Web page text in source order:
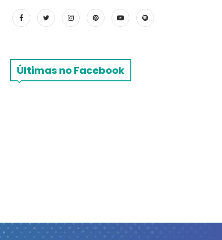
Últimas no Facebook